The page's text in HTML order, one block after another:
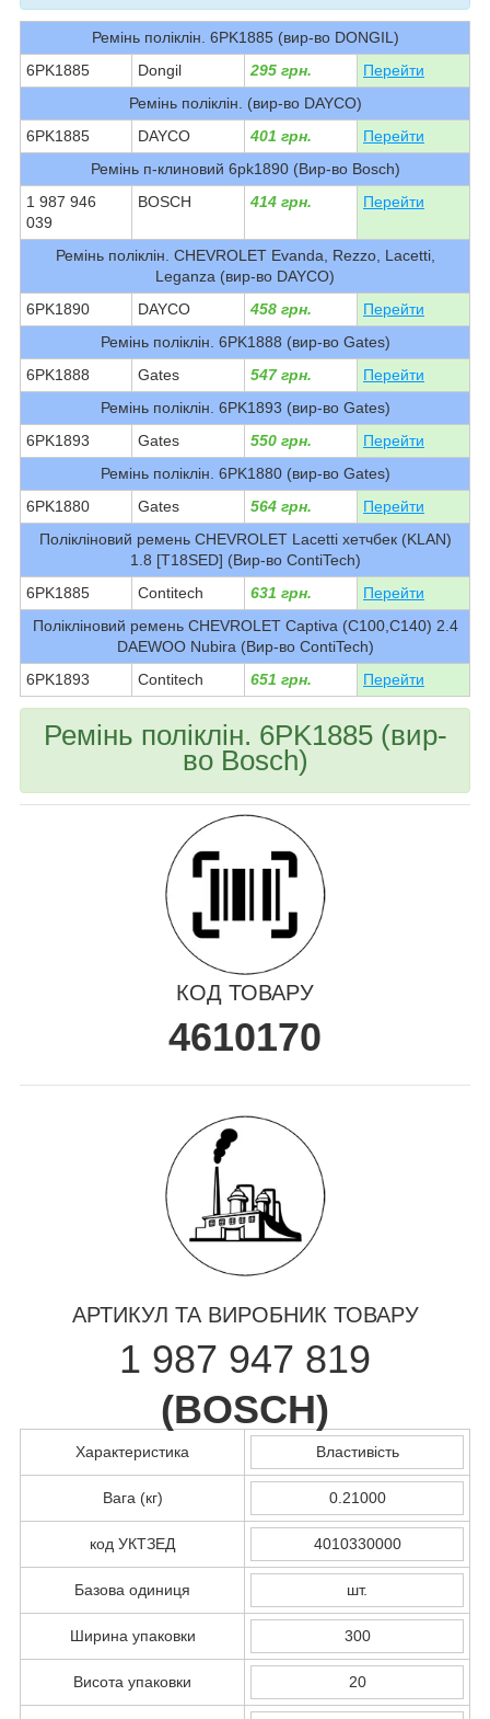
Ремінь поліклін. 6PK1885 (вир-во DONGIL)
6PK1885
Dongil 295 грн.
Перейти
Ремінь поліклін. (вир-во DAYCO)
6PK1885
DAYCO 401 грн.
Перейти
Ремінь п-клиновий 6pk1890 (Вир-во Bosch)
1 987 946
039
BOSCH 414 грн. Перейти
Ремінь поліклін. CHEVROLET Evanda, Rezzo, Lacetti,
Leganza (вир-во DAYCO)
6PK1890
DAYCO 458 грн.
Перейти
Ремінь поліклін. 6PK1888 (вир-во Gates)
6PK1888
Gates 547 грн.
Перейти
Ремінь поліклін. 6PK1893 (вир-во Gates)
6PK1893
Gates 550 грн.
Перейти
Ремінь поліклін. 6PK1880 (вир-во Gates)
6PK1880
Gates 564 грн.
Перейти
Полікліновий ремень CHEVROLET Lacetti хетчбек (KLAN)
1.8 [T18SED] (Вир-во ContiTech)
6PK1885
Contitech 631 грн.
Перейти
Полікліновий ремень CHEVROLET Captiva (C100,C140) 2.4
DAEWOO Nubira (Вир-во ContiTech)
6PK1893
Contitech 651 грн. Перейти
Ремінь поліклін. 6PK1885 (вир-
во Bosch)
КОД ТОВАРУ
4610170
АРТИКУЛ ТА ВИРОБНИК ТОВАРУ
1 987 947 819
(BOSCH)
Характеристика Властивість
Вага (кг) 0.21000
код УКТЗЕД 4010330000
Базова одиниця шт.
Ширина упаковки 300
Висота упаковки 20